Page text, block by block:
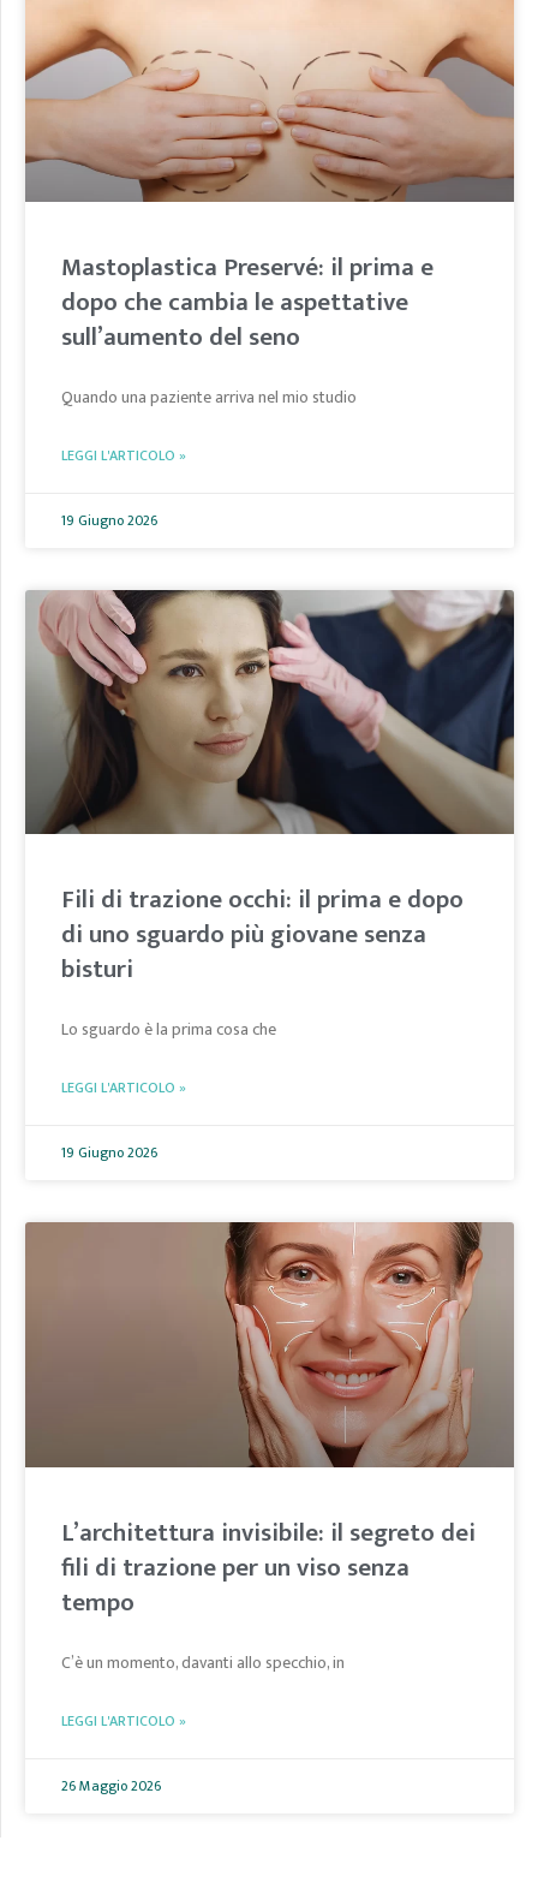
Mastoplastica Preservé: il prima e
dopo che cambia le aspettative
sull’aumento del seno
Quando una paziente arriva nel mio studio
LEGGI L'ARTICOLO »
19 Giugno 2026
Fili di trazione occhi: il prima e dopo
di uno sguardo più giovane senza
bisturi
Lo sguardo è la prima cosa che
LEGGI L'ARTICOLO »
19 Giugno 2026
L’architettura invisibile: il segreto dei
fili di trazione per un viso senza
tempo
C’è un momento, davanti allo specchio, in
LEGGI L'ARTICOLO »
26 Maggio 2026